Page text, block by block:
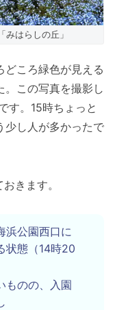
みはらしの丘」
どころ緑色が見える
。この写真を撮影し
す。15時ちょっと
少し人が多かったで
きます。
浜公園西口に
状態（14時20
ものの、入園